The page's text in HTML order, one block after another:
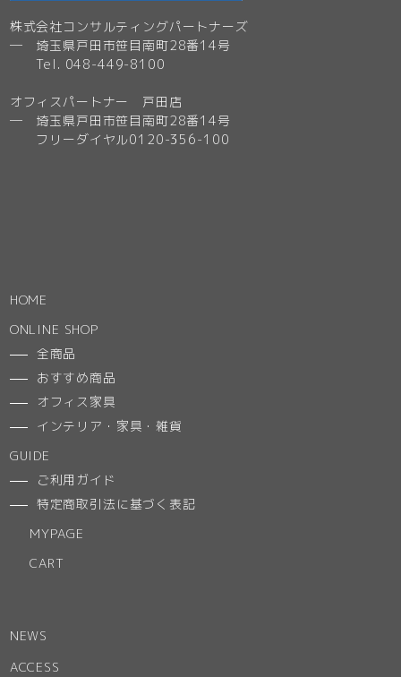
株式会社コンサルティングパートナーズ
─ 埼玉県戸田市笹目南町28番14号
Tel. 048-449-8100
オフィスパートナー 戸田店
─ 埼玉県戸田市笹目南町28番14号
フリーダイヤル0120-356-100
HOME
ONLINE SHOP
全商品
おすすめ商品
オフィス家具
インテリア・家具・雑貨
GUIDE
ご利用ガイド
特定商取引法に基づく表記
MYPAGE
CART
NEWS
ACCESS